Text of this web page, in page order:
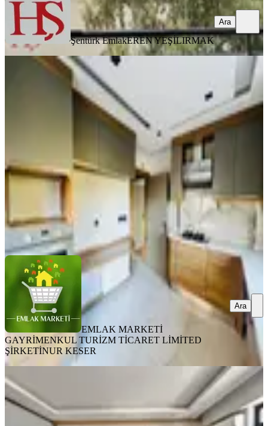
Şentürk EmlakEREN YEŞİLIRMAK
Ara
SIFIR BİNA
Sıfır Binada Kombili Ebeveyn
Banyolu Ayrı Mutfaklı 2+1 Daire
Muratpaşa, Kızılarık Mahallesi
·2. Kat·03.08.2026
EMLAK MARKETİ GAYRİMENKUL TURİZM TİCARET
LİMİTED ŞİRKETİ
NUR KESER
EMLAK MARKETİ
GAYRİMENKUL TURİZM TİCARET LİMİTED
ŞİRKETİNUR KESER
Ara
Kızılarık Mah Yeni Binada Geniş 1+1
Muratpaşa, Kızılarık Mahallesi